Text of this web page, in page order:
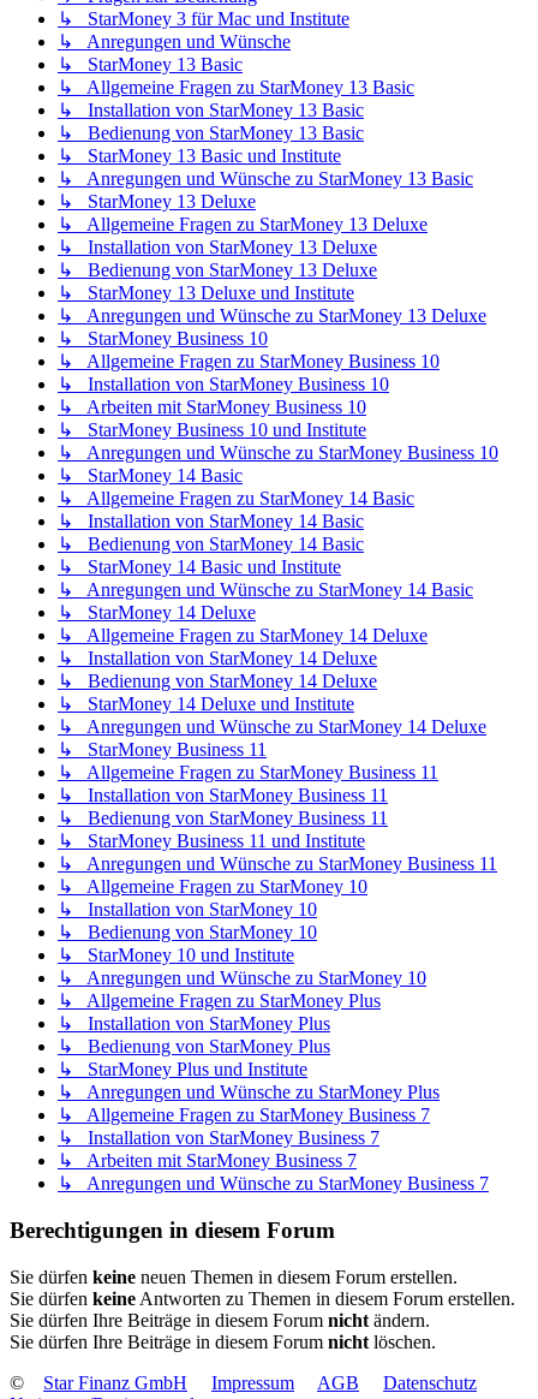
↳ StarMoney 3 für Mac und Institute
↳ Anregungen und Wünsche
↳ StarMoney 13 Basic
↳ Allgemeine Fragen zu StarMoney 13 Basic
↳ Installation von StarMoney 13 Basic
↳ Bedienung von StarMoney 13 Basic
↳ StarMoney 13 Basic und Institute
↳ Anregungen und Wünsche zu StarMoney 13 Basic
↳ StarMoney 13 Deluxe
↳ Allgemeine Fragen zu StarMoney 13 Deluxe
↳ Installation von StarMoney 13 Deluxe
↳ Bedienung von StarMoney 13 Deluxe
↳ StarMoney 13 Deluxe und Institute
↳ Anregungen und Wünsche zu StarMoney 13 Deluxe
↳ StarMoney Business 10
↳ Allgemeine Fragen zu StarMoney Business 10
↳ Installation von StarMoney Business 10
↳ Arbeiten mit StarMoney Business 10
↳ StarMoney Business 10 und Institute
↳ Anregungen und Wünsche zu StarMoney Business 10
↳ StarMoney 14 Basic
↳ Allgemeine Fragen zu StarMoney 14 Basic
↳ Installation von StarMoney 14 Basic
↳ Bedienung von StarMoney 14 Basic
↳ StarMoney 14 Basic und Institute
↳ Anregungen und Wünsche zu StarMoney 14 Basic
↳ StarMoney 14 Deluxe
↳ Allgemeine Fragen zu StarMoney 14 Deluxe
↳ Installation von StarMoney 14 Deluxe
↳ Bedienung von StarMoney 14 Deluxe
↳ StarMoney 14 Deluxe und Institute
↳ Anregungen und Wünsche zu StarMoney 14 Deluxe
↳ StarMoney Business 11
↳ Allgemeine Fragen zu StarMoney Business 11
↳ Installation von StarMoney Business 11
↳ Bedienung von StarMoney Business 11
↳ StarMoney Business 11 und Institute
↳ Anregungen und Wünsche zu StarMoney Business 11
↳ Allgemeine Fragen zu StarMoney 10
↳ Installation von StarMoney 10
↳ Bedienung von StarMoney 10
↳ StarMoney 10 und Institute
↳ Anregungen und Wünsche zu StarMoney 10
↳ Allgemeine Fragen zu StarMoney Plus
↳ Installation von StarMoney Plus
↳ Bedienung von StarMoney Plus
↳ StarMoney Plus und Institute
↳ Anregungen und Wünsche zu StarMoney Plus
↳ Allgemeine Fragen zu StarMoney Business 7
↳ Installation von StarMoney Business 7
↳ Arbeiten mit StarMoney Business 7
↳ Anregungen und Wünsche zu StarMoney Business 7
Berechtigungen in diesem Forum
Sie dürfen keine neuen Themen in diesem Forum erstellen.
Sie dürfen keine Antworten zu Themen in diesem Forum erstellen.
Sie dürfen Ihre Beiträge in diesem Forum nicht ändern.
Sie dürfen Ihre Beiträge in diesem Forum nicht löschen.
©
Star Finanz GmbH Impressum AGB
Datenschutz